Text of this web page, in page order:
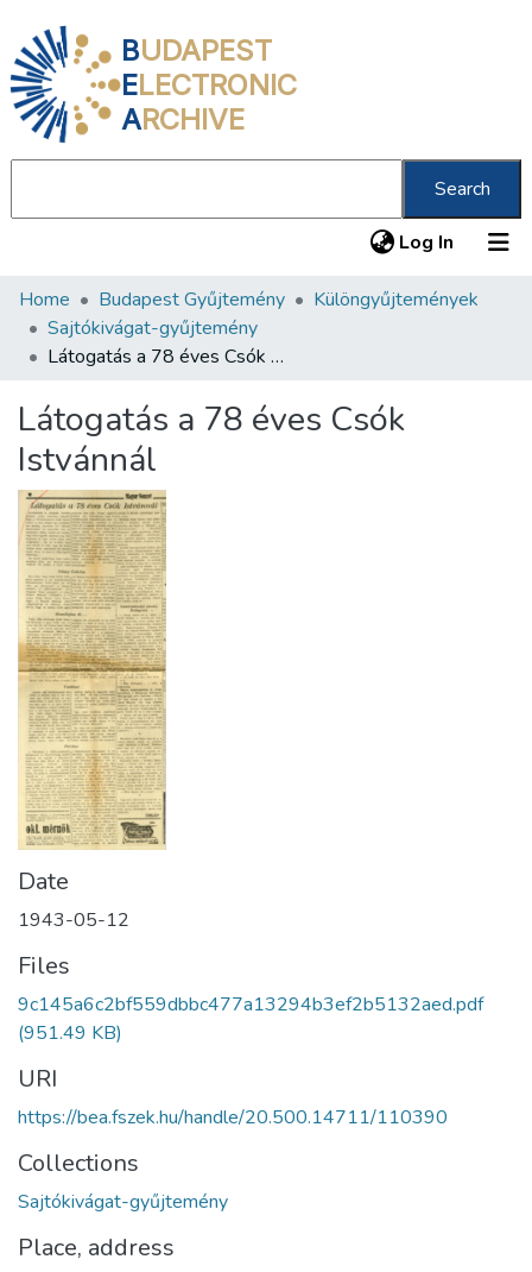
BUDAPEST
ELECTRONIC
ARCHIVE
Search
Log In (current)
Communities & Collections
All of DSpace
About us
Home Budapest Gyűjtemény
Különgyűjtemények
Sajtókivágat-gyűjtemény
Látogatás a 78 éves Csók Istvánnál
Látogatás a 78 éves Csók
Istvánnál
Date
1943-05-12
Files
9c145a6c2bf559dbbc477a13294b3ef2b5132aed.pdf
(951.49 KB)
URI
https://bea.fszek.hu/handle/20.500.14711/110390
Collections
Sajtókivágat-gyűjtemény
Place, address